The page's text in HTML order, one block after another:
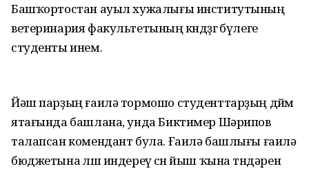
Башҡортостан ауыл хужалығы институтының
ветеринария факультетының көндөҙгө бүлеге
студенты инем.
Йәш парҙың ғаилә тормошо студенттарҙың дөйөм
ятағында башлана, унда Биктимер Шәрипов
талапсан комендант була. Ғаилә башлығы ғаилә
бюджетына өлөш индереү өсөн йыш ҡына төндәрен